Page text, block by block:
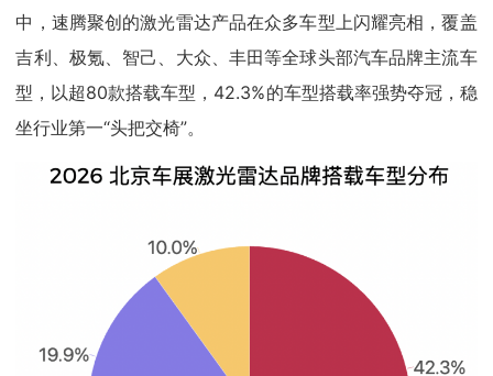
中，速腾聚创的激光雷达产品在众多车型上闪耀亮相，覆盖
吉利、极氪、智己、大众、丰田等全球头部汽车品牌主流车
型，以超80款搭载车型，42.3%的车型搭载率强势夺冠，稳
坐行业第一“头把交椅”。